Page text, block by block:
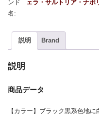
ェラ・サルトリア・ナポ
説明 Brand
説明
商品データ
【カラー】ブラック黒系色地